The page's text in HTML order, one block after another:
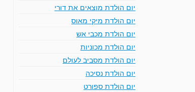
יום הולדת מוצאים את דורי
יום הולדת מיקי מאוס
יום הולדת מכבי אש
יום הולדת מכוניות
יום הולדת מסביב לעולם
יום הולדת נסיכה
יום הולדת ספורט